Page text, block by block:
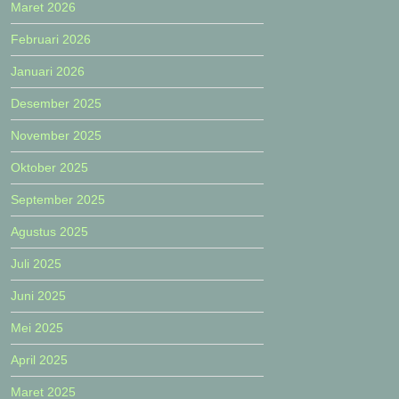
Maret 2026
Februari 2026
Januari 2026
Desember 2025
November 2025
Oktober 2025
September 2025
Agustus 2025
Juli 2025
Juni 2025
Mei 2025
April 2025
Maret 2025